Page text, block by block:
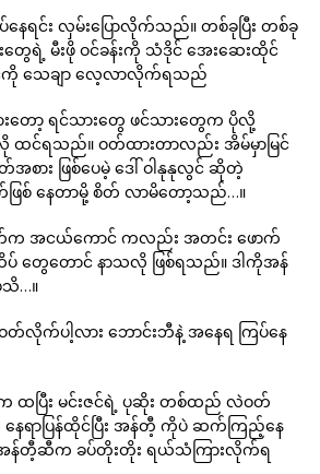
င်း လှမ်းပြောလိုက်သည်။ တစ်ခုပြီး တစ်ခု
ေရဲ့ မီးဖို ဝင်ခန်းကို သံဒိုင် အေးဆေးထိုင်
ကို သေချာ လေ့လာလိုက်ရသည်
ော့ ရင်သားတွေ ဖင်သားတွေက ပိုလို့
ထင်ရသည်။ ဝတ်ထားတာလည်း အိမ်မှာမြင်
စား ဖြစ်ပေမဲ့ ဒေါ် ဝါနုနုလွင် ဆိုတဲ့
ြစ် နေတာမို့ စိတ် လာမိတော့သည်…။
က်က အငယ်ကောင် ကလည်း အတင်း ဖောက်
တွေတောင် နာသလို ဖြစ်ရသည်။ ဒါကိုအန်
သိ…။
ဝတ်လိုက်ပါ့လား ဘောင်းဘီနဲ့ အနေရ ကြပ်နေ
ထပြီး မင်းဇင်ရဲ့ ပုဆိုး တစ်ထည် လဲဝတ်
ရာပြန်ထိုင်ပြီး အန်တီ့ ကိုပဲ ဆက်ကြည့်နေ
န်တီ့ဆီက ခပ်တိုးတိုး ရယ်သံကြားလိုက်ရ